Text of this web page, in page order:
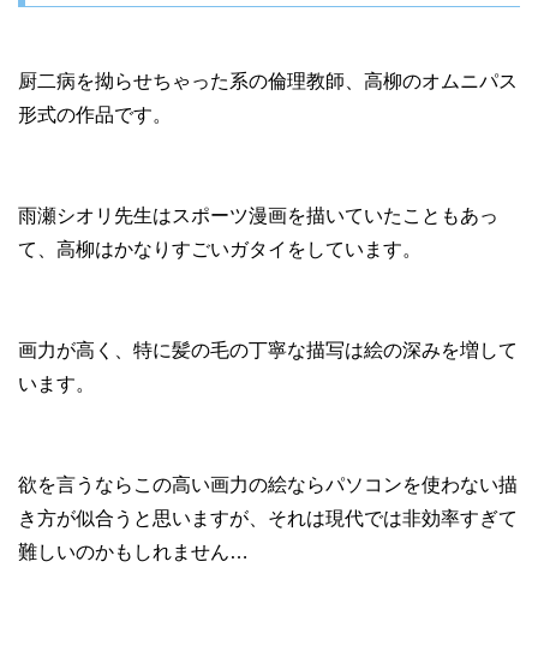
厨二病を拗らせちゃった系の倫理教師、高柳のオムニパス
形式の作品です。
雨瀬シオリ先生はスポーツ漫画を描いていたこともあっ
て、高柳はかなりすごいガタイをしています。
画力が高く、特に髪の毛の丁寧な描写は絵の深みを増して
います。
欲を言うならこの高い画力の絵ならパソコンを使わない描
き方が似合うと思いますが、それは現代では非効率すぎて
難しいのかもしれません…